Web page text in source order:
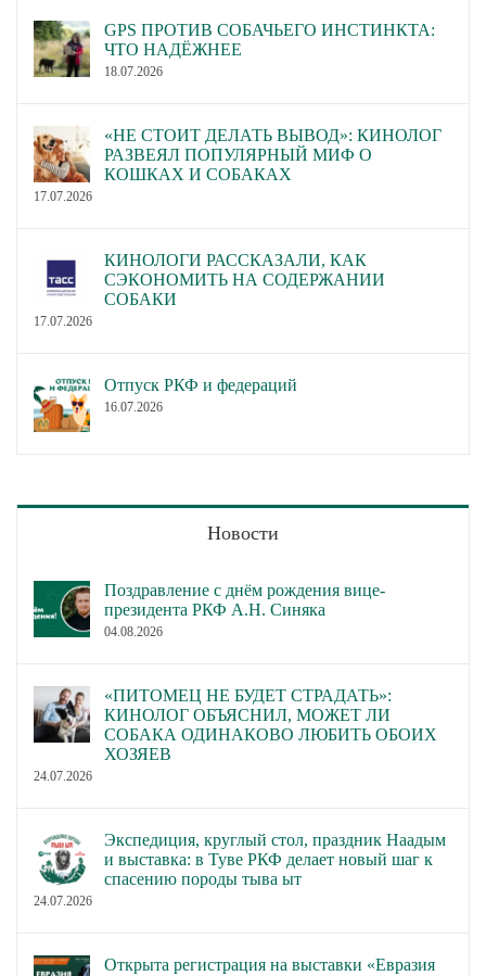
GPS ПРОТИВ СОБАЧЬЕГО ИНСТИНКТА:
ЧТО НАДЁЖНЕЕ
18.07.2026
«НЕ СТОИТ ДЕЛАТЬ ВЫВОД»: КИНОЛОГ
РАЗВЕЯЛ ПОПУЛЯРНЫЙ МИФ О
КОШКАХ И СОБАКАХ
17.07.2026
КИНОЛОГИ РАССКАЗАЛИ, КАК
СЭКОНОМИТЬ НА СОДЕРЖАНИИ
СОБАКИ
17.07.2026
Отпуск РКФ и федераций
16.07.2026
Новости
Поздравление с днём рождения вице-
президента РКФ А.Н. Синяка
04.08.2026
«ПИТОМЕЦ НЕ БУДЕТ СТРАДАТЬ»:
КИНОЛОГ ОБЪЯСНИЛ, МОЖЕТ ЛИ
СОБАКА ОДИНАКОВО ЛЮБИТЬ ОБОИХ
ХОЗЯЕВ
24.07.2026
Экспедиция, круглый стол, праздник Наадым
и выставка: в Туве РКФ делает новый шаг к
спасению породы тыва ыт
24.07.2026
Открыта регистрация на выставки «Евразия